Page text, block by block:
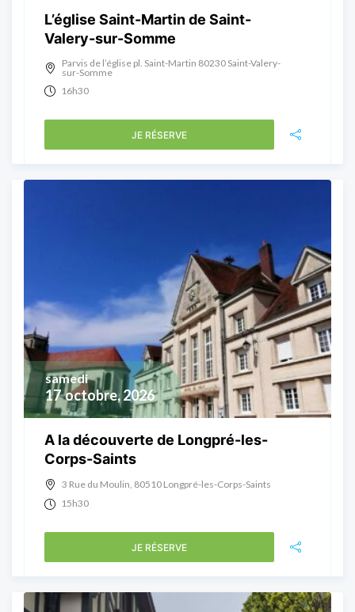
L’église Saint-Martin de Saint-
Valery-sur-Somme
Parvis de l’église pl. Saint-Martin 80230 Saint-Valery-
sur-Somme
16h30
JE RÉSERVE
17 octobre, 2026
samedi
A la découverte de Longpré-les-
Corps-Saints
3 Rue du Moulin, 80510 Longpré-les-Corps-Saints
15h30
JE RÉSERVE